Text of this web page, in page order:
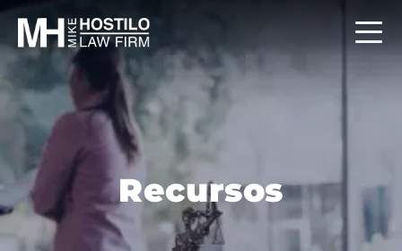
Recursos